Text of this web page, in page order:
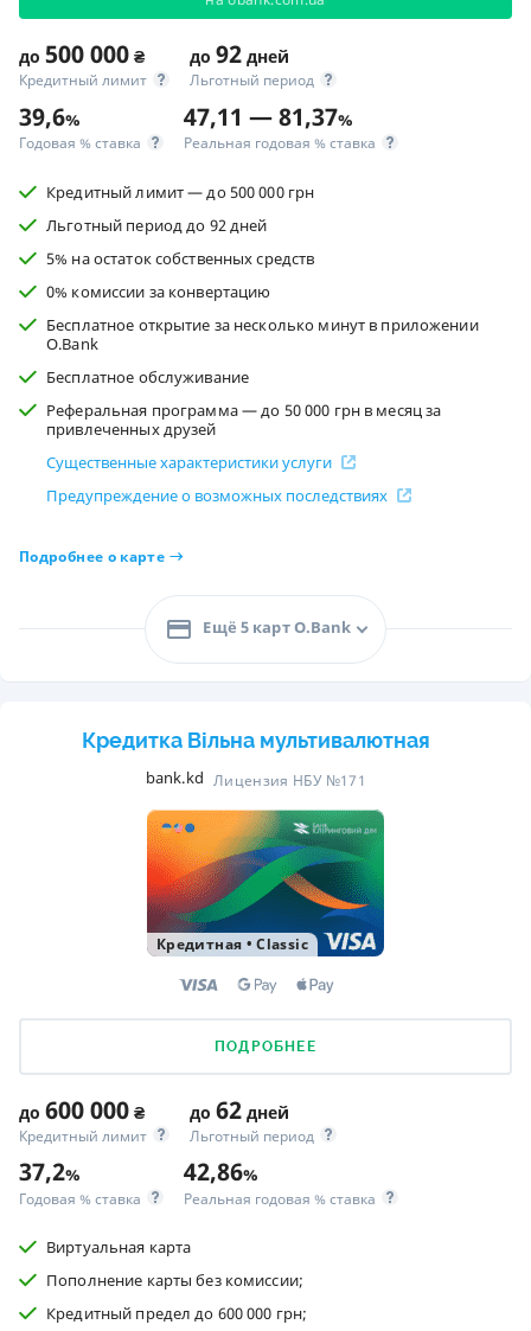
до 500 000 ₴
Кредитный лимит
до 92 дней
Льготный период
39,6%
Годовая % ставка
47,11 — 81,37%
Реальная годовая % ставка
Кредитный лимит — до 500 000 грн
Льготный период до 92 дней
5% на остаток собственных средств
0% комиссии за конвертацию
Бесплатное открытие за несколько минут в приложении
O.Bank
Бесплатное обслуживание
Реферальная программа — до 50 000 грн в месяц за
привлеченных друзей
Существенные характеристики услуги
Предупреждение о возможных последствиях
Подробнее о карте
Ещё 5 карт O.Bank
Кредитка Вільна мультивалютная
bank.kd Лицензия НБУ №171
Кредитная •Classic
ПОДРОБНЕЕ
до 600 000 ₴
Кредитный лимит
до 62 дней
Льготный период
37,2%
Годовая % ставка
42,86%
Реальная годовая % ставка
Виртуальная карта
Пополнение карты без комиссии;
Кредитный предел до 600 000 грн;